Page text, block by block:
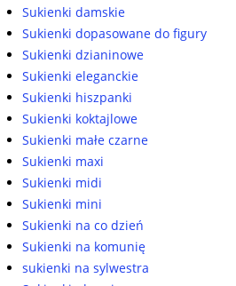
Sukienki damskie
Sukienki dopasowane do figury
Sukienki dzianinowe
Sukienki eleganckie
Sukienki hiszpanki
Sukienki koktajlowe
Sukienki małe czarne
Sukienki maxi
Sukienki midi
Sukienki mini
Sukienki na co dzień
Sukienki na komunię
sukienki na sylwestra